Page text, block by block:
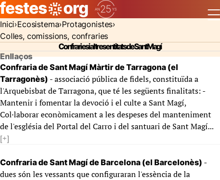
Inici Ecosistema Protagonistes
Colles, comissions, confraries
Confraries i altres entitats de Sant Magí
Enllaços
Confraria de Sant Magí Màrtir de Tarragona (el
Tarragonès) - associació pública de fidels, constituïda a
l'Arquebisbat de Tarragona, que té les següents finalitats: -
Mantenir i fomentar la devoció i el culte a Sant Magí,
Col·laborar econòmicament a les despeses del manteniment
de l'església del Portal del Carro i del santuari de Sant Magí...
[+]
Confraria de Sant Magí de Barcelona (el Barcelonès) -
dues són les vessants que configuraran l'essència de la